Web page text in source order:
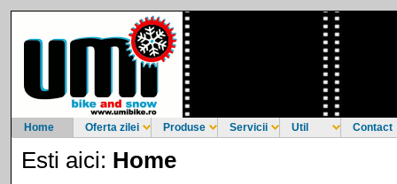
Home Oferta zilei Produse Servicii Util Contact
Esti aici: Home